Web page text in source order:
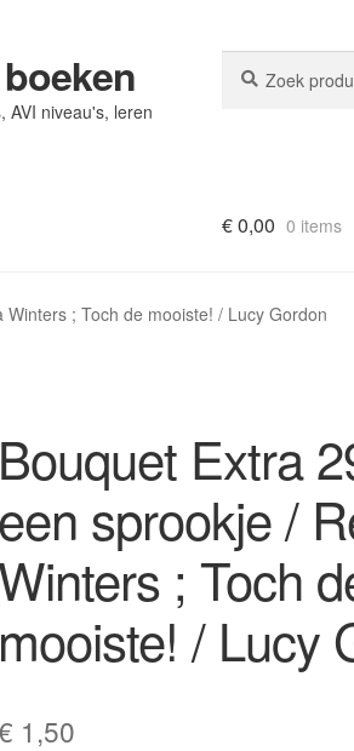
AVI niveau's, leren
naar:
€0,00 0 items
; Toch de mooiste! / Lucy Gordon
Bouquet Extra
een sprookje /
Winters ; Toch
mooiste! / Lucy
1,50